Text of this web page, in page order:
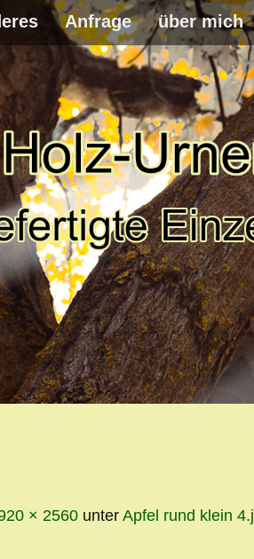
Anfrage über mich
WEITER
ZUM
× 2560 unter Apfel rund klein